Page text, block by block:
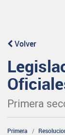
Volver
Primera
Primera